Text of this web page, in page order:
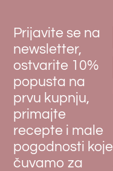
Prijavite se na
newsletter,
ostvarite 10%
popusta na
prvu kupnju,
primajte
recepte i male
pogodnosti koje
čuvamo za